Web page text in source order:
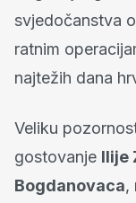
svjedočanstva
ratnim
najtežih dana
Veliku
gostovanje Ilije
Bogdanovaca,